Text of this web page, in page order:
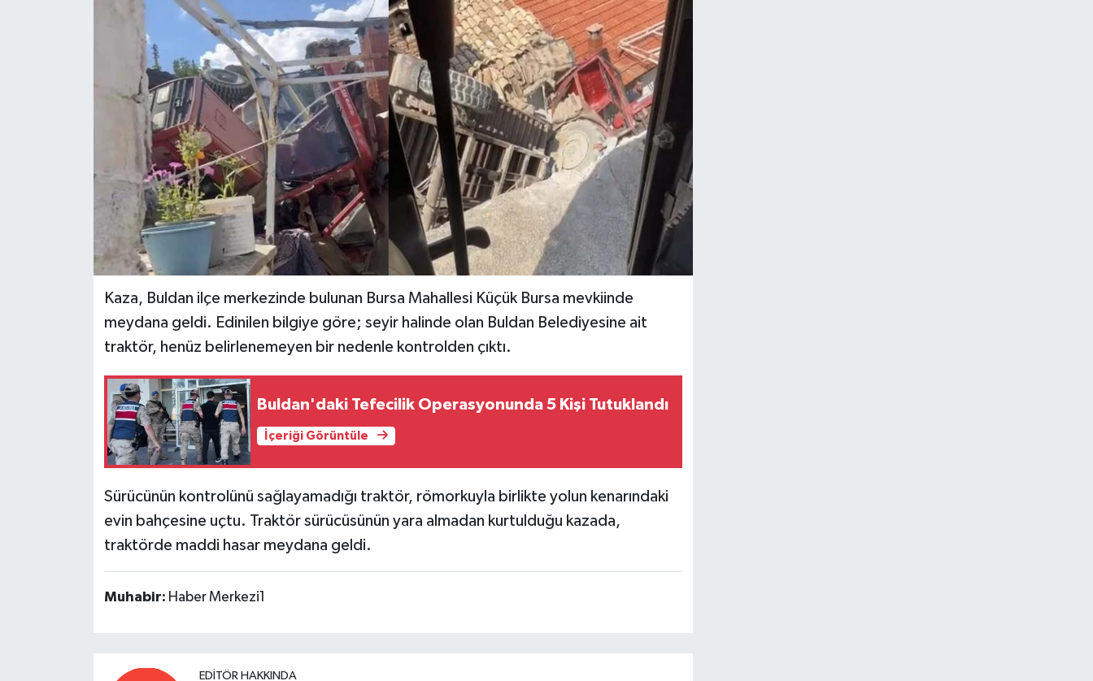
Kaza, Buldan ilçe merkezinde bulunan Bursa Mahallesi Küçük Bursa mevkiinde
meydana geldi. Edinilen bilgiye göre; seyir halinde olan Buldan Belediyesine ait
traktör, henüz belirlenemeyen bir nedenle kontrolden çıktı.
Buldan'daki Tefecilik Operasyonunda 5 Kişi Tutuklandı
İçeriği Görüntüle
Sürücünün kontrolünü sağlayamadığı traktör, römorkuyla birlikte yolun kenarındaki
evin bahçesine uçtu. Traktör sürücüsünün yara almadan kurtulduğu kazada,
traktörde maddi hasar meydana geldi.
Muhabir: Haber Merkezi1
EDITÖR HAKKINDA